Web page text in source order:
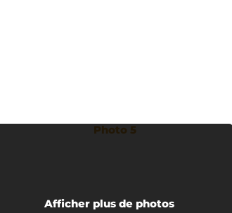
Afficher plus de photos
Photo 5